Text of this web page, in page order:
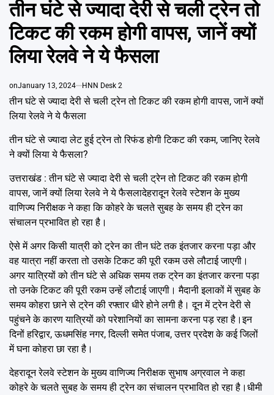
तीन घंटे से ज्यादा देरी से चली ट्रेन तो
टिकट की रकम होगी वापस, जानें क्यों
लिया रेलवे ने ये फैसला
onJanuary 13, 2024 HNN Desk 2
तीन घंटे से ज्यादा देरी से चली ट्रेन तो टिकट की रकम होगी वापस, जानें क्यों
लिया रेलवे ने ये फैसला
तीन घंटे से ज्यादा लेट हुई ट्रेन तो रिफंड होगी टिकट की रकम, जानिए रेलवे
ने क्यों लिया ये फैसला?
उत्तराखंड : तीन घंटे से ज्यादा देरी से चली ट्रेन तो टिकट की रकम होगी
वापस, जानें क्यों लिया रेलवे ने ये फैसलादेहरादून रेलवे स्टेशन के मुख्य
वाणिज्य निरीक्षक ने कहा कि कोहरे के चलते सुबह के समय ही ट्रेन का
संचालन प्रभावित हो रहा है।
ऐसे में अगर किसी यात्री को ट्रेन का तीन घंटे तक इंतजार करना पड़ा और
वह यात्रा नहीं करता तो उसके टिकट की पूरी रकम उसे लौटाई जाएगी।
अगर यात्रियों को तीन घंटे से अधिक समय तक ट्रेन का इंतजार करना पड़ा
तो उनके टिकट की पूरी रकम उन्हें लौटाई जाएगी। मैदानी इलाकों में सुबह के
समय कोहरा छाने से ट्रेन की रफ्तार धीरे होने लगी है। दून में ट्रेन देरी से
पहुंचने के कारण यात्रियों को परेशानियों का सामना करना पड़ रहा है।इन
दिनों हरिद्वार, ऊधमसिंह नगर, दिल्ली समेत पंजाब, उत्तर प्रदेश के कई जिलों
में घना कोहरा छा रहा है।
देहरादून रेलवे स्टेशन के मुख्य वाणिज्य निरीक्षक सुभाष अग्रवाल ने कहा
कोहरे के चलते सुबह के समय ही ट्रेन का संचालन प्रभावित हो रहा है।धीमी